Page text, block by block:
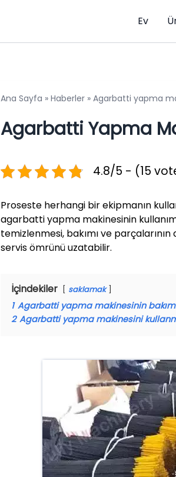
Ev
Ana Sayfa » Haberler » Agarbatti yapma
Agarbatti Yapma
4.8/5 - (15
Proseste herhangi bir ekipmanın
agarbatti yapma makinesinin
temizlenmesi, bakımı ve
servis ömrünü uzatabilir.
İçindekiler saklamak
1 Agarbatti yapma makinesinin bakımı
2 Agarbatti yapma makinesini